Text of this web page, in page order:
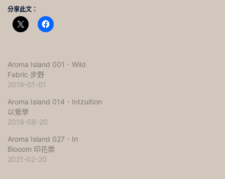
分享此文：
Aroma Island 001．Wild
Fabric 步野
2019-01-01
Aroma Island 014．Intzuition
以覺學
2019-08-20
Aroma Island 027．In
Blooom 印花樂
2021-02-20